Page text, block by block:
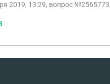
пользовании и я не должна
2019, 13:29, вопрос